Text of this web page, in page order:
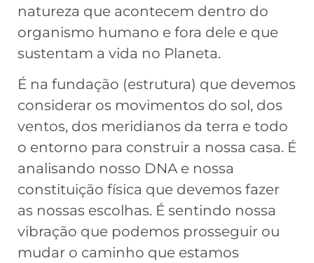
natureza que acontecem dentro do
organismo humano e fora dele e que
sustentam a vida no Planeta.
É na fundação (estrutura) que devemos
considerar os movimentos do sol, dos
ventos, dos meridianos da terra e todo
o entorno para construir a nossa casa. É
analisando nosso DNA e nossa
constituição física que devemos fazer
as nossas escolhas. É sentindo nossa
vibração que podemos prosseguir ou
mudar o caminho que estamos